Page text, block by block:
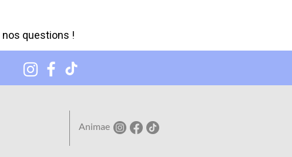
nos questions !
Animae